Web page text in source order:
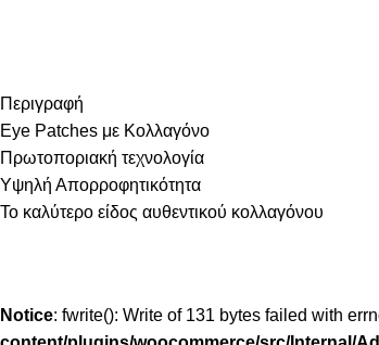
Περιγραφή
Eye Patches με Κολλαγόνο
Πρωτοποριακή τεχνολογία
Υψηλή Απορροφητικότητα
Το καλύτερο είδος αυθεντικού κολλαγόνου
Notice: fwrite(): Write of 131 bytes failed with